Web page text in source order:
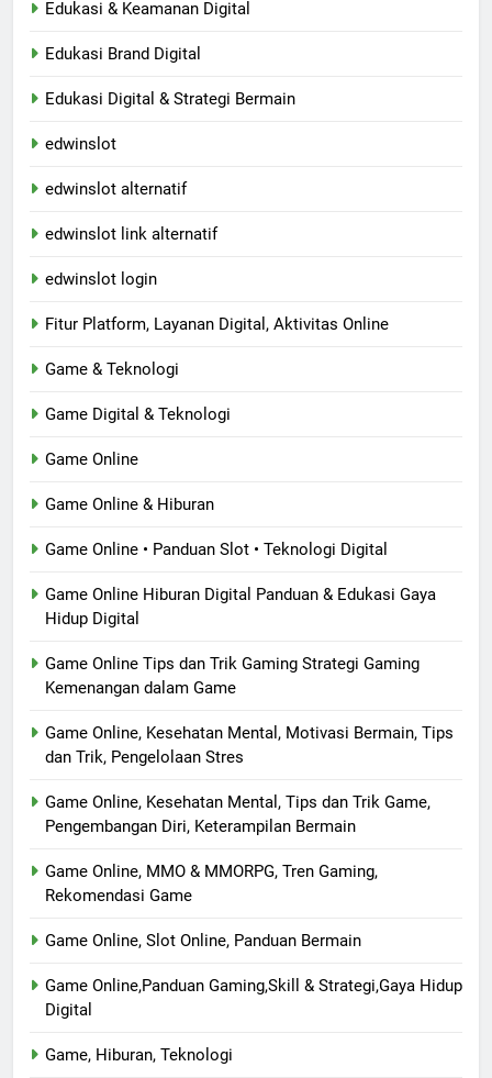
Edukasi & Keamanan Digital
Edukasi Brand Digital
Edukasi Digital & Strategi Bermain
edwinslot
edwinslot alternatif
edwinslot link alternatif
edwinslot login
Fitur Platform, Layanan Digital, Aktivitas Online
Game & Teknologi
Game Digital & Teknologi
Game Online
Game Online & Hiburan
Game Online • Panduan Slot • Teknologi Digital
Game Online Hiburan Digital Panduan & Edukasi Gaya
Hidup Digital
Game Online Tips dan Trik Gaming Strategi Gaming
Kemenangan dalam Game
Game Online, Kesehatan Mental, Motivasi Bermain, Tips
dan Trik, Pengelolaan Stres
Game Online, Kesehatan Mental, Tips dan Trik Game,
Pengembangan Diri, Keterampilan Bermain
Game Online, MMO & MMORPG, Tren Gaming,
Rekomendasi Game
Game Online, Slot Online, Panduan Bermain
Game Online,Panduan Gaming,Skill & Strategi,Gaya Hidup
Digital
Game, Hiburan, Teknologi